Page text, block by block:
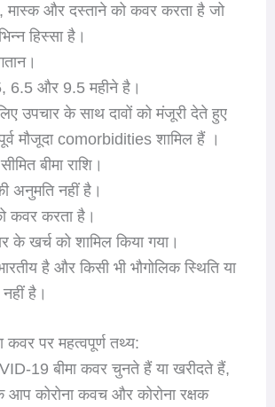
मास्क और दस्ताने को कवर करता है जो
हिस्सा है।
और 9.5 महीने है।
उपचार के साथ दावों को मंजूरी देते हुए
मौजूदा comorbidities शामिल हैं ।
बीमा राशि।
अनुमति नहीं है।
कवर करता है।
के खर्च को शामिल किया गया।
है और किसी भी भौगोलिक स्थिति या
है।
कवर पर महत्वपूर्ण तथ्य:
19 बीमा कवर चुनते हैं या खरीदते हैं,
कोरोना कवच और कोरोना रक्षक